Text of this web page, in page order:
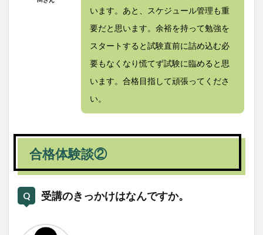
います。あと、スケジュール管理も重
要だと思います。余裕を持って勉強を
スタートすると試験直前に詰め込む必
要もなくなり慌てず試験に臨めると思
います。合格目指して頑張ってくださ
い。
合格体験談②
受講のきっかけはなんですか。